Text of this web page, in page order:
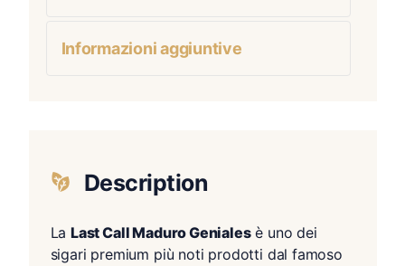
Informazioni aggiuntive
Description
La Last Call Maduro Genialesè uno dei
sigari premium più noti prodotti dal famoso